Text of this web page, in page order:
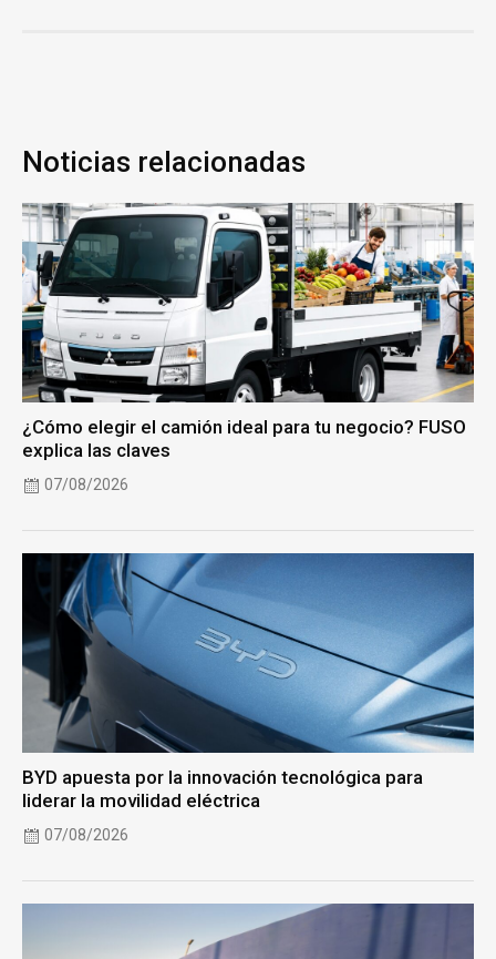
Noticias relacionadas
¿Cómo elegir el camión ideal para tu negocio? FUSO
explica las claves
07/08/2026
BYD apuesta por la innovación tecnológica para
liderar la movilidad eléctrica
07/08/2026